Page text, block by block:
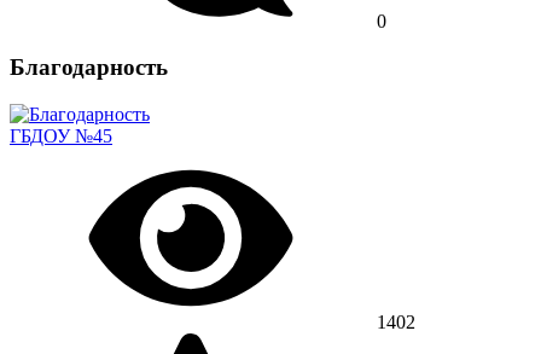
0
Благодарность
ГБДОУ №45
1402